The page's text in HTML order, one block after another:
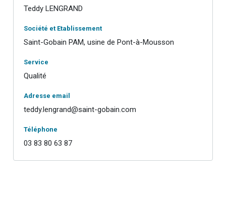
Teddy LENGRAND
Société et Etablissement
Saint-Gobain PAM, usine de Pont-à-Mousson
Service
Qualité
Adresse email
teddy.lengrand@saint-gobain.com
Téléphone
03 83 80 63 87